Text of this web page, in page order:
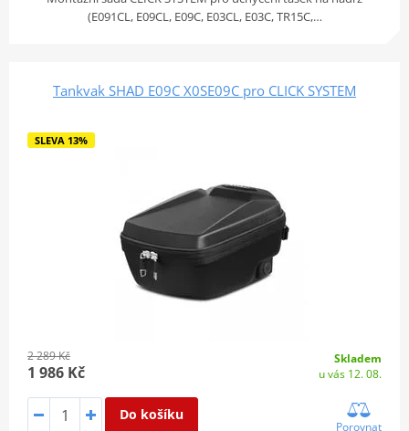
(E091CL, E09CL, E09C, E03CL, E03C, TR15C,…
Tankvak SHAD E09C X0SE09C pro CLICK SYSTEM
SLEVA 13%
2 289 Kč
1 986 Kč
Skladem
u vás 12. 08.
Do košíku
Porovnat